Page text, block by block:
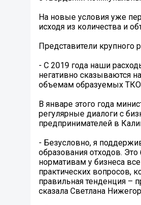
На новые условия уже
исходя из количества и
Представители крупного
- С 2019 года наши
негативно сказываются
объемам образуемых
В январе этого года
регулярные диалоги с
предпринимателей в
- Безусловно, я
образования отходов.
нормативам у бизнеса
практических
правильная тенденция –
сказала Светлана